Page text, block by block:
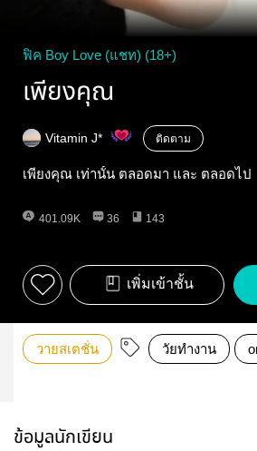
ฟิค Boy Love (แชท) (18+)
เพียงคุณ
Vitamin J* ติดตาม
เพียงคุณ เท่านั้น ตลอดมา และ ตลอดไป
401.09K 36 143
เพิ่มเข้าชั้น
วายสเตชั่น วัยทำงาน
ข้อมูลนักเขียน